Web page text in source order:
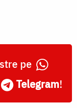
pe
Telegram!